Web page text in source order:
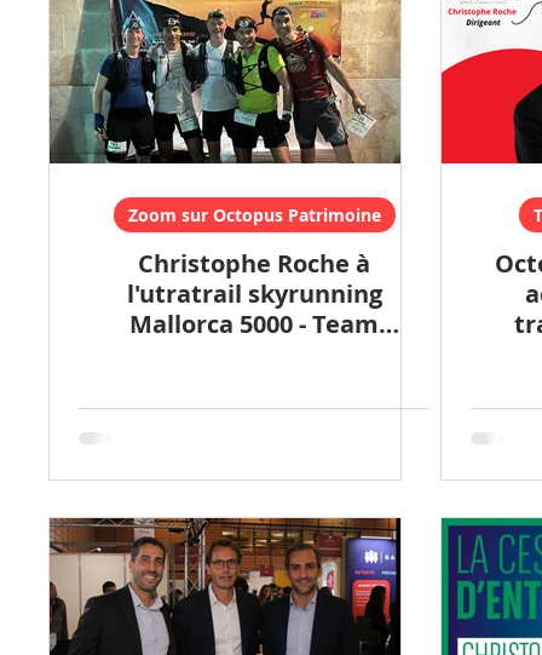
Zoom sur Octopus Patrimoine
Christophe Roche à
l'utratrail skyrunning
Mallorca 5000 - Team